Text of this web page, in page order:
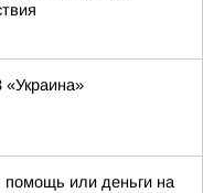
помощь или деньги на